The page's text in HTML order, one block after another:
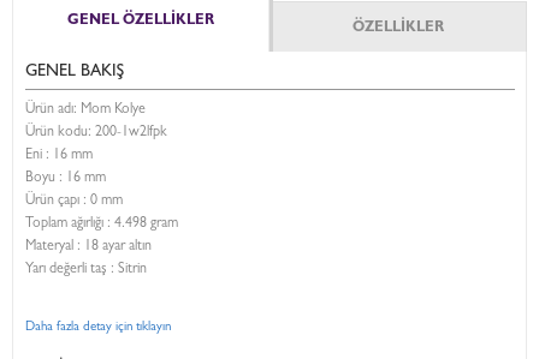
GENEL ÖZELLİKLER ÖZELLİKLER
GENEL BAKIŞ
Ürün adı: Mom Kolye
Ürün kodu: 200-1w2lfpk
Eni : 16 mm
Boyu : 16 mm
Ürün çapı : 0 mm
Toplam ağırlığı : 4.498 gram
Materyal : 18 ayar altın
Yarı değerli taş : Sitrin
Daha fazla detay için tıklayın